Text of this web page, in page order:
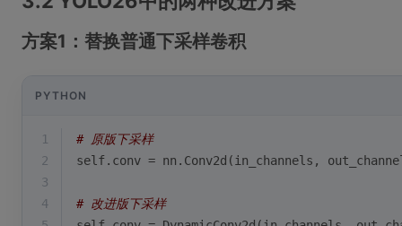
方案1：替换普通下采样卷积
PYTHON
1
# 原版下采样
2
self.conv = nn.Conv2d(in_channels,
3
4
# 改进版下采样